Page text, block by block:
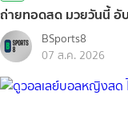
ถ่ายทอดสด มวยวันนี้ อับ
BSports8
07 ส.ค. 2026